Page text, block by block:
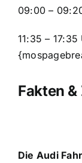
09:00 –
11:35 –
Fakten
Die Audi